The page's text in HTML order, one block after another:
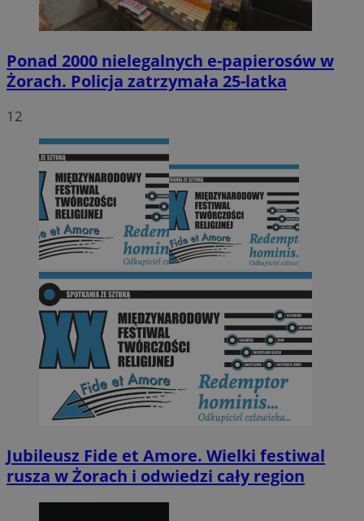
Ponad 2000 nielegalnych e-papierosów w
Żorach. Policja zatrzymała 25-latka
12
Jubileusz Fide et Amore. Wielki festiwal
rusza w Żorach i odwiedzi cały region